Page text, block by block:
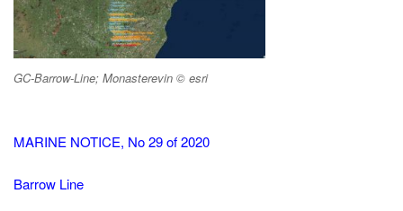
GC-Barrow-Line; Monasterevin © esri
MARINE NOTICE, No 29 of 2020
Barrow Line